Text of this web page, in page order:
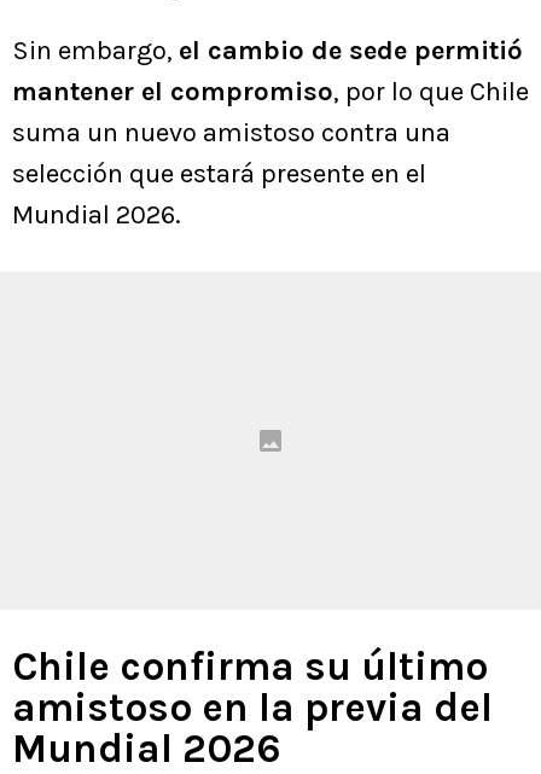
Sin embargo, el cambio de sede permitió
mantener el compromiso, por lo que Chile
suma un nuevo amistoso contra una
selección que estará presente en el
Mundial 2026.
Chile confirma su último
amistoso en la previa del
Mundial 2026